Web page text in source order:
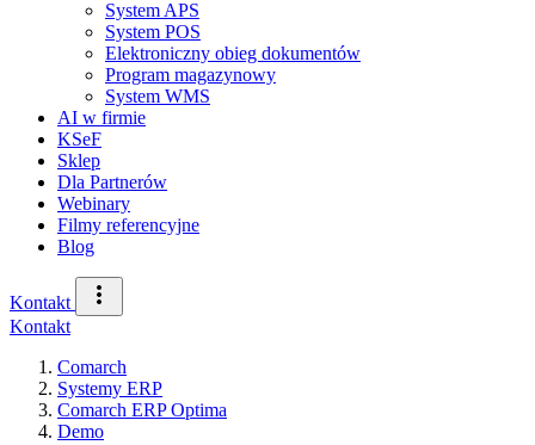
System APS
System POS
Elektroniczny obieg dokumentów
Program magazynowy
System WMS
AI w firmie
KSeF
Sklep
Dla Partnerów
Webinary
Filmy referencyjne
Blog
Kontakt
Kontakt
Comarch
Systemy ERP
Comarch ERP Optima
Demo